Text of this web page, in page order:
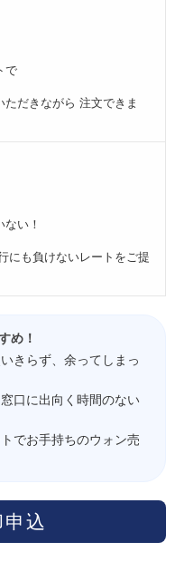
で
だきながら 注文できま
い！
にも負けないレートをご提
め！
きらず、余ってしまっ
口に出向く時間のない
でお手持ちのウォン売
込